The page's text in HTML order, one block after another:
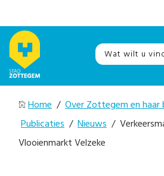
Home / Over Zottegem en haar
Publicaties / Nieuws /
Vlooienmarkt Velzeke